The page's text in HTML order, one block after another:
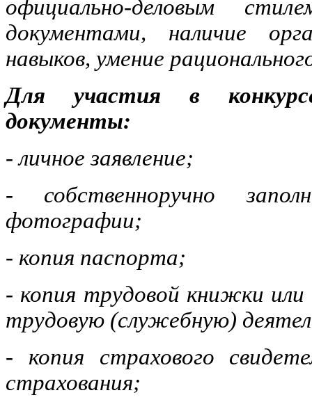
официально-деловым
документами, наличие
навыков, умение
Для участия в
документы:
- личное заявление;
- собственноручно
фотографии;
- копия паспорта;
- копия трудовой книжки
трудовую (служебную)
- копия страхового
страхования;